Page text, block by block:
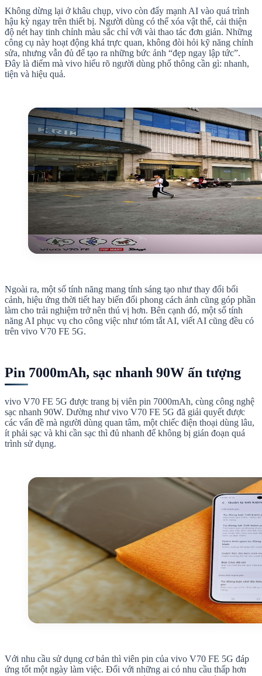
Không dừng lại ở khâu chụp, vivo còn đẩy mạnh AI vào quá trình
hậu kỳ ngay trên thiết bị. Người dùng có thể xóa vật thể, cải thiện
độ nét hay tinh chỉnh màu sắc chỉ với vài thao tác đơn giản. Những
công cụ này hoạt động khá trực quan, không đòi hỏi kỹ năng chỉnh
sửa, nhưng vẫn đủ để tạo ra những bức ảnh “đẹp ngay lập tức”.
Đây là điểm mà vivo hiểu rõ người dùng phổ thông cần gì: nhanh,
tiện và hiệu quả.
Ngoài ra, một số tính năng mang tính sáng tạo như thay đổi bối
cảnh, hiệu ứng thời tiết hay biến đổi phong cách ảnh cũng góp phần
làm cho trải nghiệm trở nên thú vị hơn. Bên cạnh đó, một số tính
năng AI phục vụ cho công việc như tóm tắt AI, viết AI cũng đều có
trên vivo V70 FE 5G.
Pin 7000mAh, sạc nhanh 90W ấn tượng
vivo V70 FE 5G được trang bị viên pin 7000mAh, cùng công nghệ
sạc nhanh 90W. Dường như vivo V70 FE 5G đã giải quyết được
các vấn đề mà người dùng quan tâm, một chiếc điện thoại dùng lâu,
ít phải sạc và khi cần sạc thì đủ nhanh để không bị gián đoạn quá
trình sử dụng.
Với nhu cầu sử dụng cơ bản thì viên pin của vivo V70 FE 5G đáp
ứng tốt một ngày làm việc. Đối với những ai có nhu cầu thấp hơn